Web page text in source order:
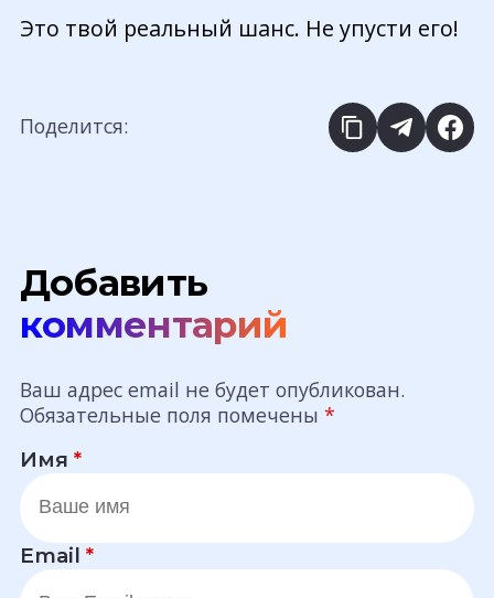
Это твой реальный шанс. Не упусти его!
Поделится:
Добавить
комментарий
Ваш адрес email не будет опубликован.
Обязательные поля помечены *
Имя *
Email *